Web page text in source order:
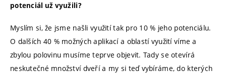
potenciál už využili?
Myslím si, že jsme našli využití tak pro 10 % jeho potenciálu.
O dalších 40 % možných aplikací a oblastí využití víme a
zbylou polovinu musíme teprve objevit. Tady se otevírá
neskutečné množství dveří a my si teď vybíráme, do kterých